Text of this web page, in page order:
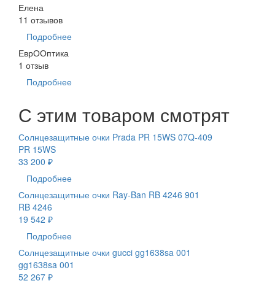
Елена
11 отзывов
Подробнее
ЕврООптика
1 отзыв
Подробнее
С этим товаром смотрят
Солнцезащитные очки Prada PR 15WS 07Q-409
PR 15WS
33 200 ₽
Подробнее
Солнцезащитные очки Ray-Ban RB 4246 901
RB 4246
19 542 ₽
Подробнее
Солнцезащитные очки gucci gg1638sa 001
gg1638sa 001
52 267 ₽